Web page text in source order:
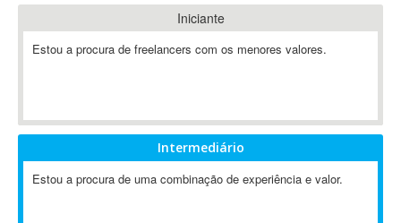
A-GPS
A2Billing
AAUS Scientific Diver
Abaqus
ABIS
Iniciante
Estou a procura de freelancers com os menores valores.
Intermediário
Estou a procura de uma combinação de experiência e valor.